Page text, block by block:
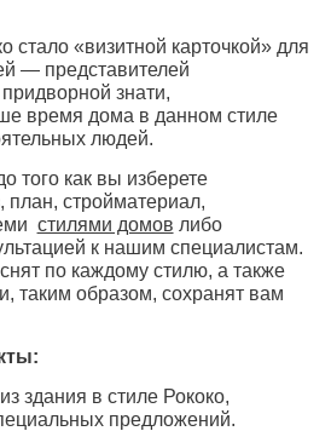
стало «визитной карточкой» для
— представителей
знати,
время дома в данном стиле
людей.
того как вы изберете
план, стройматериал,
стилями домов либо
к нашим специалистам.
по каждому стилю, а также
таким образом, сохранят вам
здания в стиле Рококо,
предложений.